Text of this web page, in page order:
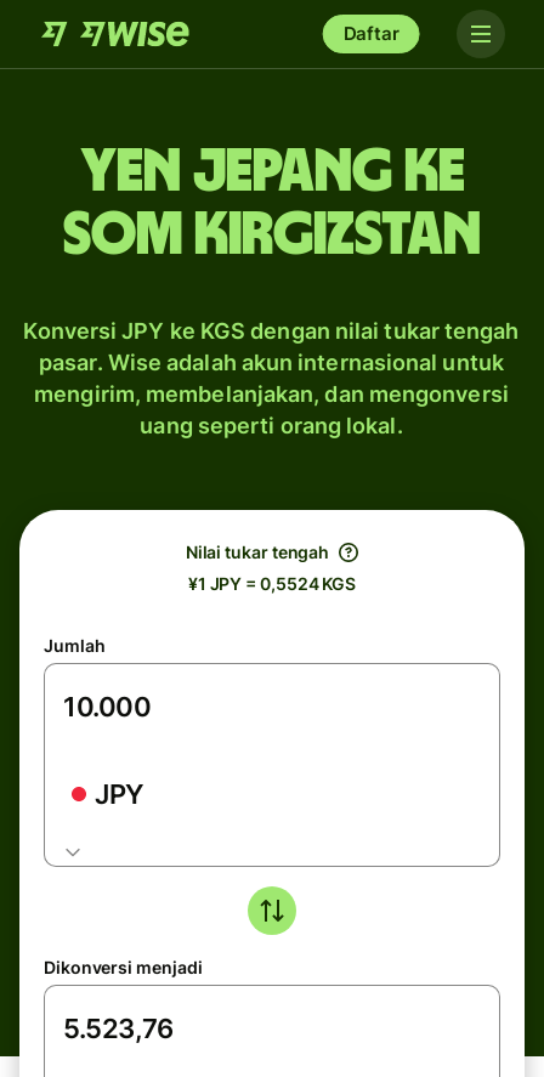
Daftar
yen Jepang ke
som Kirgizstan
Konversi JPY ke KGS dengan nilai tukar tengah
pasar. Wise adalah akun internasional untuk
mengirim, membelanjakan, dan mengonversi
uang seperti orang lokal.
Nilai tukar tengah
¥1 JPY = 0,5524 KGS
Jumlah
JPY
Dikonversi menjadi